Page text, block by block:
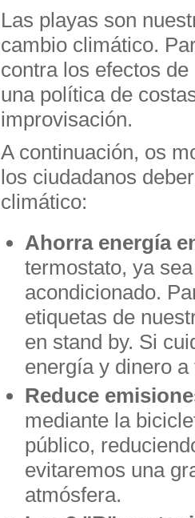
Las playas son
cambio climático.
contra los efectos
una política de
improvisación.
A continuación, os
los ciudadanos
climático:
Ahorra energía
termostato, ya
acondicionado.
etiquetas de
en stand by. Si
energía y dinero
Reduce
mediante la
público,
evitaremos una
atmósfera.